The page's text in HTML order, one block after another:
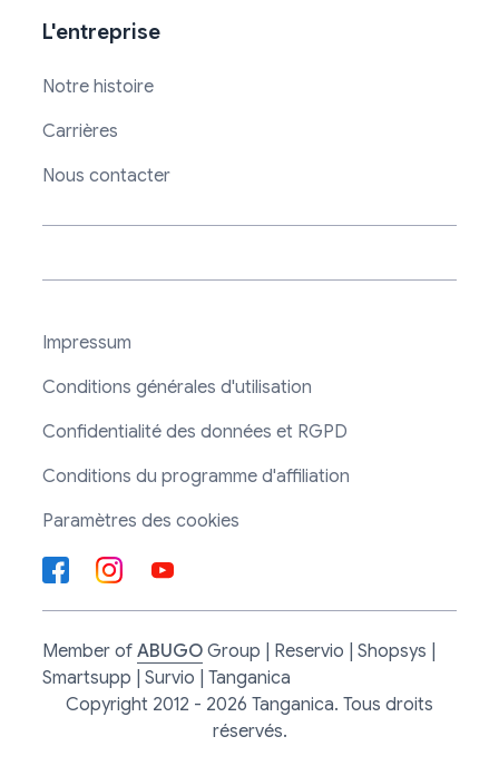
L'entreprise
Notre histoire
Carrières
Nous contacter
Impressum
Conditions générales d'utilisation
Confidentialité des données et RGPD
Conditions du programme d'affiliation
Paramètres des cookies
Member of ABUGO Group | Reservio | Shopsys |
Smartsupp | Survio | Tanganica
Copyright 2012 - 2026 Tanganica. Tous droits
réservés.